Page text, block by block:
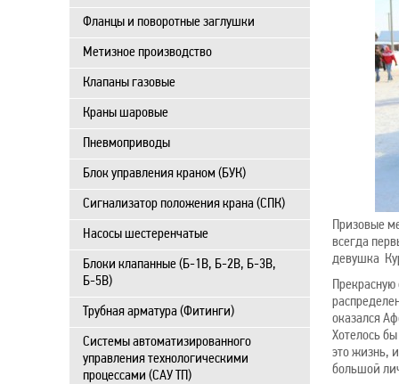
Фланцы и поворотные заглушки
Метизное производство
Клапаны газовые
Краны шаровые
Пневмоприводы
Блок управления краном (БУК)
Сигнализатор положения крана (СПК)
Насосы шестеренчатые
Блоки клапанные (Б-1В, Б-2В, Б-3В,
Б-5В)
Трубная арматура (Фитинги)
Системы автоматизированного
управления технологическими
процессами (САУ ТП)
Призовые
всегда
девушка
оказался
Хотелось
это жизнь,
большой